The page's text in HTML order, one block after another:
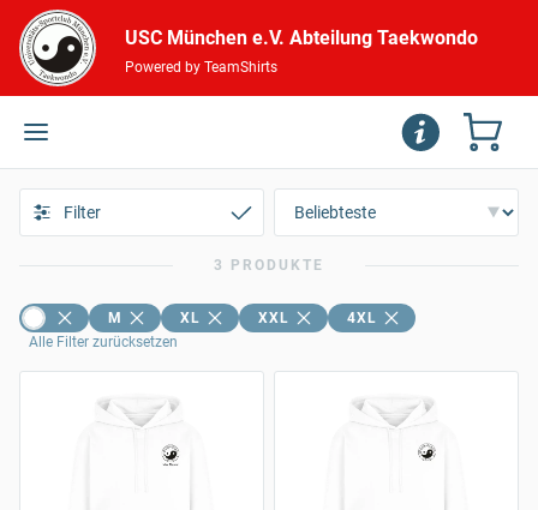
USC München e.V. Abteilung Taekwondo
Powered by TeamShirts
Filter
3 PRODUKTE
M XL XXL
4XL
Alle Filter zurücksetzen